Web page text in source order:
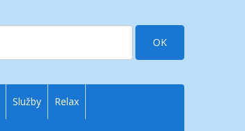
OK
Služby Relax